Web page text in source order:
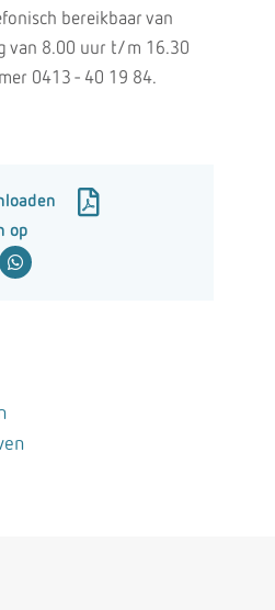
bereikbaar van
van 8.00 uur t/m 16.30
0413 - 40 19 84.
op